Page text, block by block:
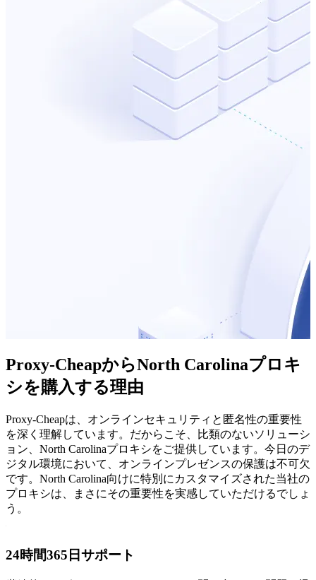
Proxy-CheapからNorth Carolinaプロキ
シを購入する理由
Proxy-Cheapは、オンラインセキュリティと匿名性の重要性
を深く理解しています。だからこそ、比類のないソリューシ
ョン、North Carolinaプロキシをご提供しています。今日のデ
ジタル環境において、オンラインプレゼンスの保護は不可欠
です。North Carolina向けに特別にカスタマイズされた当社の
プロキシは、まさにその重要性を実感していただけるでしょ
う。
24時間365日サポート